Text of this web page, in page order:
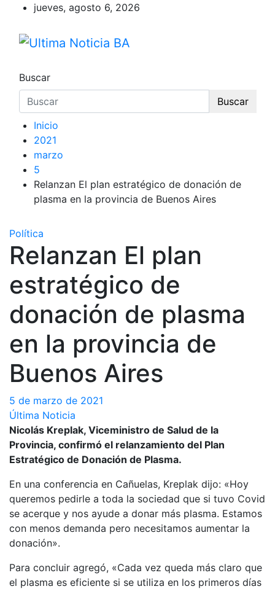
Saltar
contenido
jueves, agosto 6, 2026
Buscar
Buscar
Inicio
2021
marzo
5
Relanzan El plan estratégico de donación de
plasma en la provincia de Buenos Aires
Política
Relanzan El plan
estratégico de
donación de plasma
en la provincia de
Buenos Aires
5 de marzo de 2021
Última Noticia
Nicolás Kreplak, Viceministro de Salud de la
Provincia, confirmó el relanzamiento del Plan
Estratégico de Donación de Plasma.
En una conferencia en Cañuelas, Kreplak dijo: «Hoy
queremos pedirle a toda la sociedad que si tuvo Covid
se acerque y nos ayude a donar más plasma. Estamos
con menos demanda pero necesitamos aumentar la
donación».
Para concluir agregó, «Cada vez queda más claro que
el plasma es eficiente si se utiliza en los primeros días